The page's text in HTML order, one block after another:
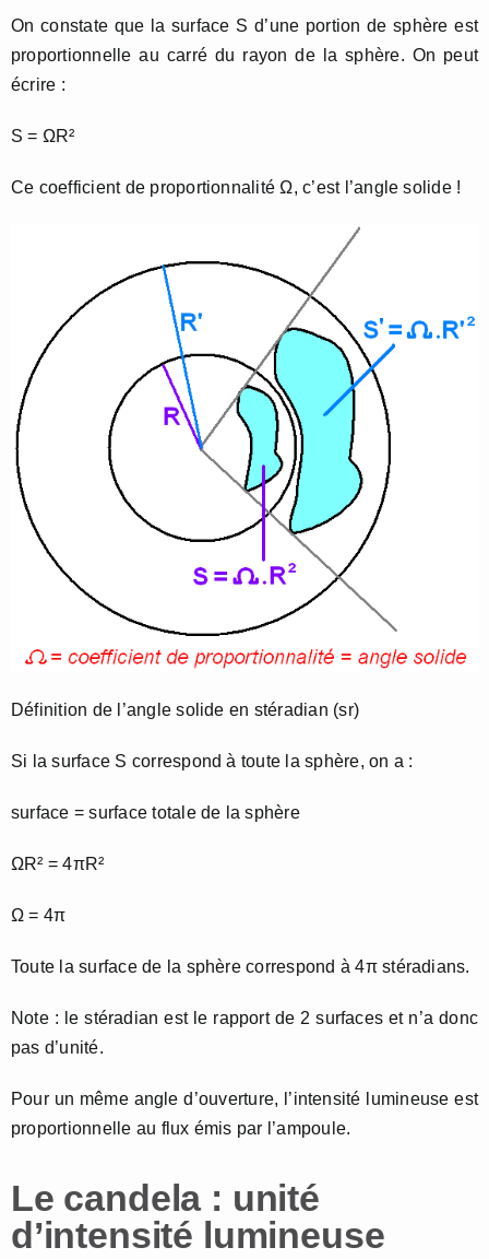
On constate que la surface S d’une portion de sphère est
proportionnelle au carré du rayon de la sphère. On peut
écrire :
S = ΩR²
Ce coefficient de proportionnalité Ω, c’est l’angle solide !
Définition de l’angle solide en stéradian (sr)
Si la surface S correspond à toute la sphère, on a :
surface = surface totale de la sphère
ΩR² = 4πR²
Ω = 4π
Toute la surface de la sphère correspond à 4π stéradians.
Note : le stéradian est le rapport de 2 surfaces et n’a donc
pas d’unité.
Pour un même angle d’ouverture, l’intensité lumineuse est
proportionnelle au flux émis par l’ampoule.
Le candela : unité
d’intensité lumineuse